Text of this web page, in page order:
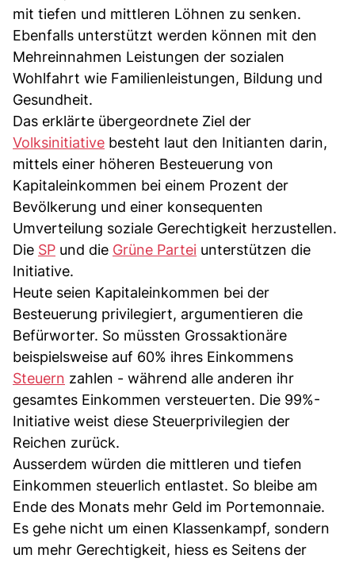
mit tiefen und mittleren Löhnen zu senken.
Ebenfalls unterstützt werden können mit den
Mehreinnahmen Leistungen der sozialen
Wohlfahrt wie Familienleistungen, Bildung und
Gesundheit.
Das erklärte übergeordnete Ziel der
Volksinitiative besteht laut den Initianten darin,
mittels einer höheren Besteuerung von
Kapitaleinkommen bei einem Prozent der
Bevölkerung und einer konsequenten
Umverteilung soziale Gerechtigkeit herzustellen.
Die SP und die Grüne Partei unterstützen die
Initiative.
Heute seien Kapitaleinkommen bei der
Besteuerung privilegiert, argumentieren die
Befürworter. So müssten Grossaktionäre
beispielsweise auf 60% ihres Einkommens
Steuern zahlen - während alle anderen ihr
gesamtes Einkommen versteuerten. Die 99%-
Initiative weist diese Steuerprivilegien der
Reichen zurück.
Ausserdem würden die mittleren und tiefen
Einkommen steuerlich entlastet. So bleibe am
Ende des Monats mehr Geld im Portemonnaie.
Es gehe nicht um einen Klassenkampf, sondern
um mehr Gerechtigkeit, hiess es Seitens der